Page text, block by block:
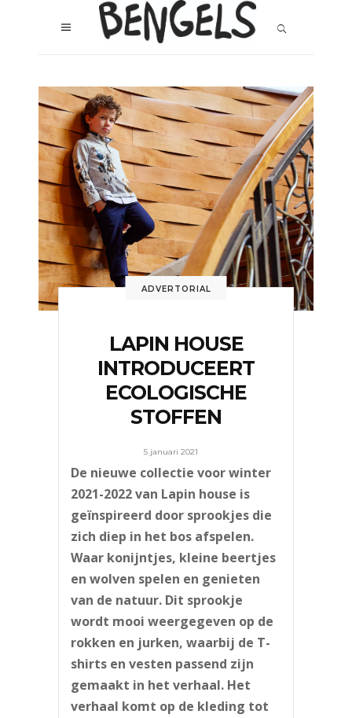
ADVERTORIAL
LAPIN HOUSE
INTRODUCEERT
ECOLOGISCHE
STOFFEN
5 januari 2021
De nieuwe collectie voor winter
2021-2022 van Lapin house is
geïnspireerd door sprookjes die
zich diep in het bos afspelen.
Waar konijntjes, kleine beertjes
en wolven spelen en genieten
van de natuur. Dit sprookje
wordt mooi weergegeven op de
rokken en jurken, waarbij de T-
shirts en vesten passend zijn
gemaakt in het verhaal. Het
verhaal komt op de kleding tot